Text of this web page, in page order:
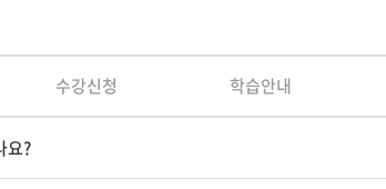
로 기록할 줄 아는
는 영유아
수강신청 학습안내
요?